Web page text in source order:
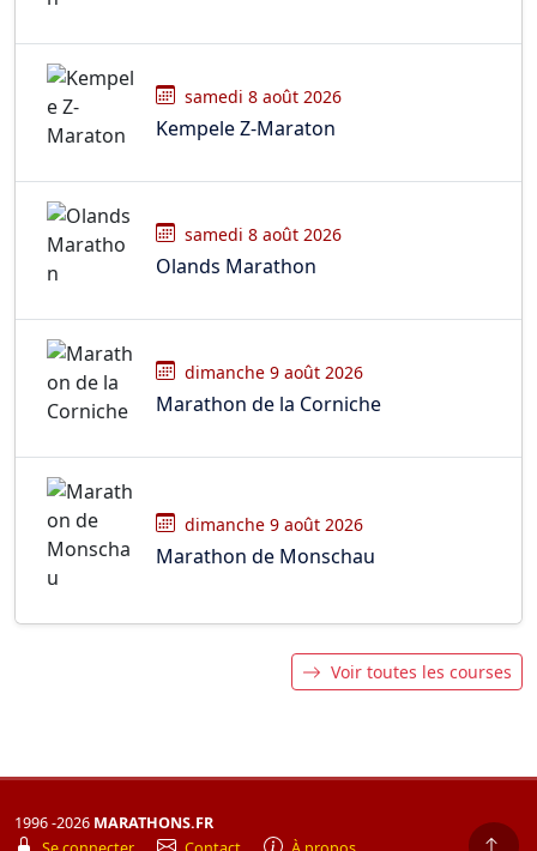
samedi 8 août 2026
Kempele Z-Maraton
samedi 8 août 2026
Olands Marathon
dimanche 9 août 2026
Marathon de la Corniche
dimanche 9 août 2026
Marathon de Monschau
Voir toutes les courses
1996 -2026 MARATHONS.FR